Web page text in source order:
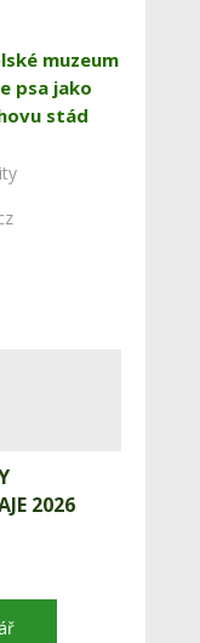
muzeum
psa jako
stád
2026